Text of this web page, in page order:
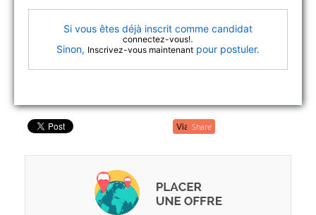
Si vous êtes déjà inscrit comme candidat
connectez-vous!.
Sinon, Inscrivez-vous maintenant pour postuler.
Share